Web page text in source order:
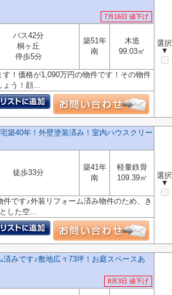
7月16日 値下げ
選択
▼
バス42分
桐ヶ丘
停歩5分
築51年
南
木造
99.03㎡
！価格が1,090万円の物件です！その物件
ょう！顔...
築40年！外壁塗装済み！室内ハウスクリー
選択
▼
徒歩33分
築41年
南
軽量鉄骨
109.39㎡
です♪外装リフォーム済み物件のため、き
した空...
みです♪敷地広々73坪！お庭スペースあ
8月3日 値下げ